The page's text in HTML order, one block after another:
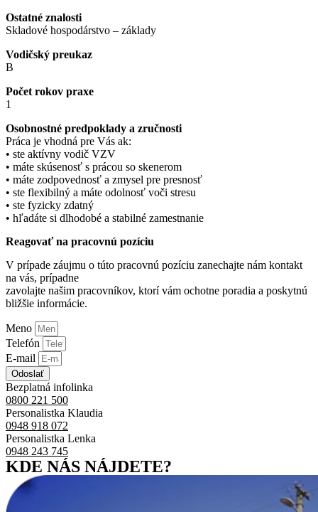
Ostatné znalosti
Skladové hospodárstvo – základy
Vodičský preukaz
B
Počet rokov praxe
1
Osobnostné predpoklady a zručnosti
Práca je vhodná pre Vás ak:
• ste aktívny vodič VZV
• máte skúsenosť s prácou so skenerom
• máte zodpovednosť a zmysel pre presnosť
• ste flexibilný a máte odolnosť voči stresu
• ste fyzicky zdatný
• hľadáte si dlhodobé a stabilné zamestnanie
Reagovať na pracovnú pozíciu
V prípade záujmu o túto pracovnú pozíciu zanechajte nám kontakt
na vás, prípadne
zavolajte našim pracovníkov, ktorí vám ochotne poradia a poskytnú
bližšie informácie.
Meno
Telefón
E-mail
Odoslať
Bezplatná infolinka
0800 221 500
Personalistka Klaudia
0948 918 072
Personalistka Lenka
0948 243 745
KDE NÁS NÁJDETE?